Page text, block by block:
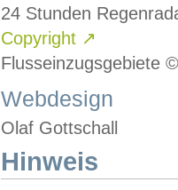
24 Stunden
Copyright ↗
Flusseinzugsgebiete
Webdesign
Olaf Gottschall
Hinweis